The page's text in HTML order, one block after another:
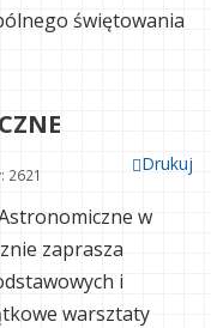
świętowania
Drukuj
2621
w
zaprasza
i
warsztaty